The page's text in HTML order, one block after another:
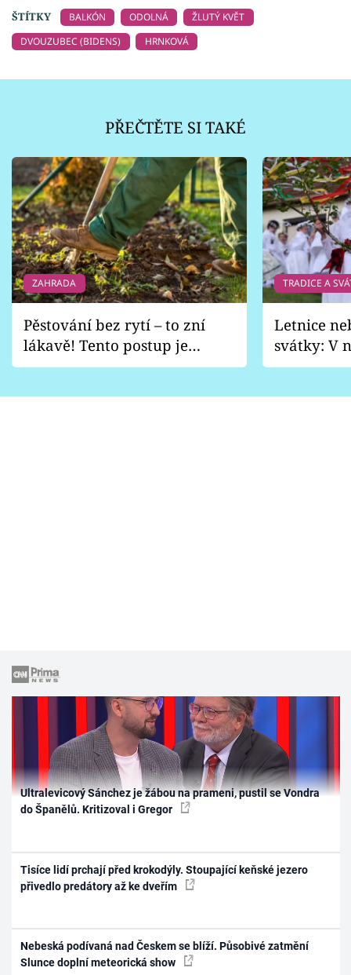
ŠTÍTKY BALKÓN ODOLNÁ
ŽLUTÝ KVĚT
DVOUZUBEC (BIDENS)
HRNKOVÁ
PŘEČTĚTE SI TAKÉ
ZAHRADA
Pěstování bez rytí – to zní
lákavě! Tento postup je
vhodný jen pro některé
TRADICE A
Letnice
svátky: V
pondělí
Ultralevicový Sánchez je žábou na prameni, pustil se Vondra
do Španělů. Kritizoval i Gregor
Tisíce lidí prchají před krokodýly. Stoupající keňské jezero
přivedlo predátory až ke dveřím
Nebeská podívaná nad Českem se blíží. Působivé zatmění
Slunce doplní meteorická show